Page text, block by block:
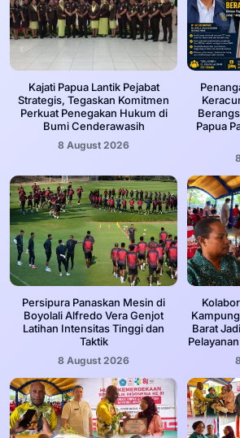
Kajati Papua Lantik Pejabat
Strategis, Tegaskan Komitmen
Perkuat Penegakan Hukum di
Bumi Cenderawasih
8 August 2026
Papua
Persipura Panaskan Mesin di
Boyolali Alfredo Vera Genjot
Latihan Intensitas Tinggi dan
Taktik
8 August 2026
Barat